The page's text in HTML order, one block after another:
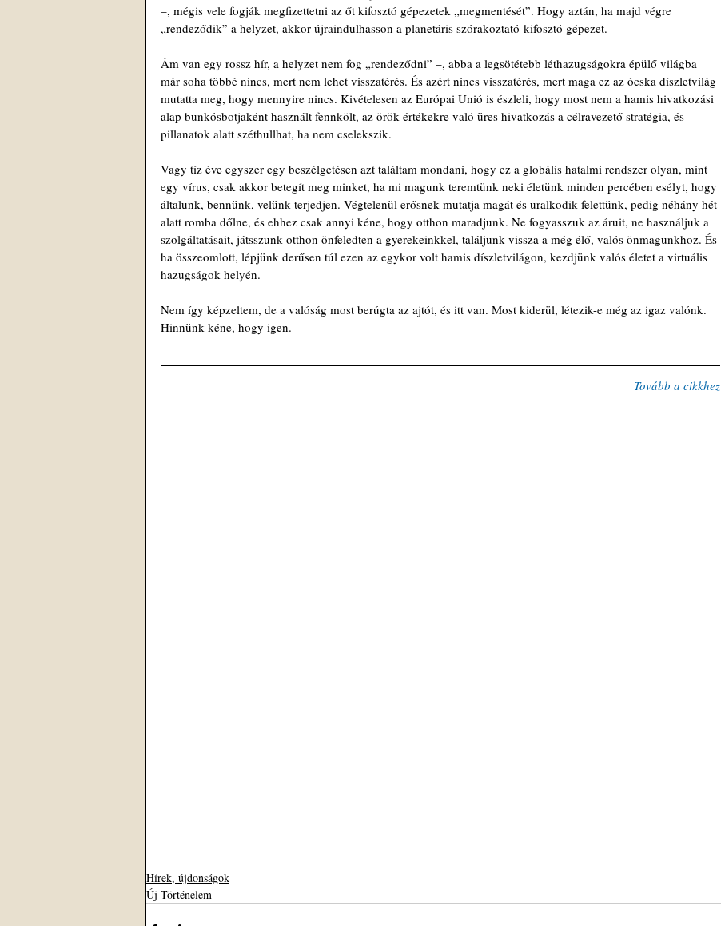
–, mégis vele fogják megfizettetni az őt kifosztó gépezetek „megmentését”. Hogy aztán, ha majd végre
„rendeződik” a helyzet, akkor újraindulhasson a planetáris szórakoztató-kifosztó gépezet.
Ám van egy rossz hír, a helyzet nem fog „rendeződni” –, abba a legsötétebb léthazugságokra épülő világba
már soha többé nincs, mert nem lehet visszatérés. És azért nincs visszatérés, mert maga ez az ócska díszletvilág
mutatta meg, hogy mennyire nincs. Kivételesen az Európai Unió is észleli, hogy most nem a hamis hivatkozási
alap bunkósbotjaként használt fennkölt, az örök értékekre való üres hivatkozás a célravezető stratégia, és
pillanatok alatt széthullhat, ha nem cselekszik.
Vagy tíz éve egyszer egy beszélgetésen azt találtam mondani, hogy ez a globális hatalmi rendszer olyan, mint
egy vírus, csak akkor betegít meg minket, ha mi magunk teremtünk neki életünk minden percé­ben esélyt, hogy
általunk, bennünk, velünk terjedjen. Végtelenül erősnek mutatja magát és uralkodik felettünk, pedig néhány hét
alatt romba dőlne, és ehhez csak annyi kéne, hogy otthon maradjunk. Ne fogyasszuk az áruit, ne használjuk a
szolgáltatásait, játsszunk otthon önfeledten a gyerekeinkkel, találjunk vissza a még élő, valós önmagunkhoz. És
ha összeomlott, lépjünk derűsen túl ezen az egykor volt hamis díszletvilágon, kezdjünk valós életet a virtuális
hazugságok helyén.
Nem így képzeltem, de a valóság most berúgta az ajtót, és itt van. Most kiderül, létezik-e még az igaz valónk.
Hinnünk kéne, hogy igen.
Tovább a cikkhez
Hírek, újdonságok
Új Történelem